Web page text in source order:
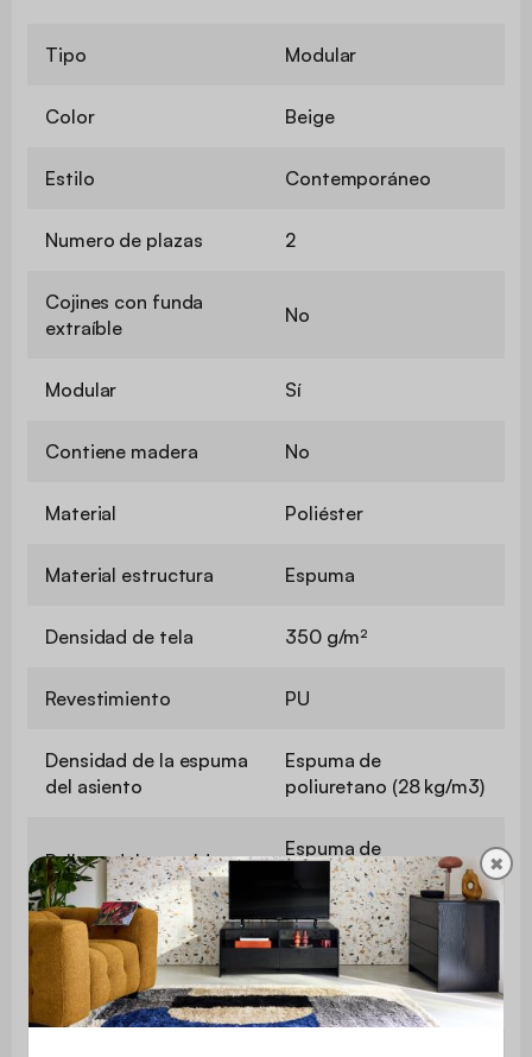
Tipo Modular
Color Beige
Estilo Contemporáneo
Numero de plazas 2
Cojines con funda
extraíble
No
Modular Sí
Contiene madera No
Material Poliéster
Material estructura Espuma
Densidad de tela 350 g/m²
Revestimiento PU
Densidad de la espuma
del asiento
Espuma de
poliuretano (28 kg/m3)
Relleno del respaldo
Espuma de
poliuretano (28 kg/m3)
Peso máximo
soportado
110 kg
✖